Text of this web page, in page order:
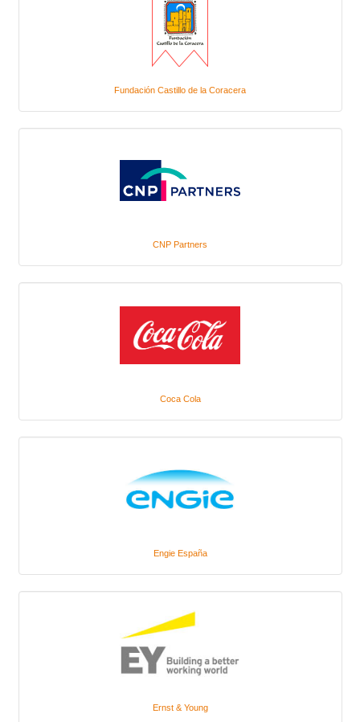
Fundación Castillo de la Coracera
CNP Partners
Coca Cola
Engie España
Ernst & Young